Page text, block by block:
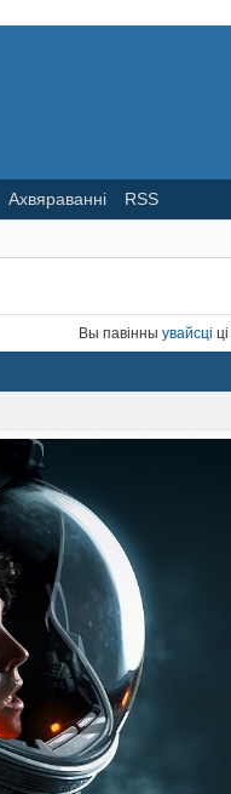
Ахвяраванні RSS
Вы павінны увайсці ці